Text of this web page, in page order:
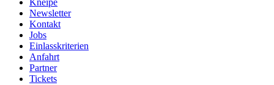
Kneipe
Newsletter
Kontakt
Jobs
Einlasskriterien
Anfahrt
Partner
Tickets